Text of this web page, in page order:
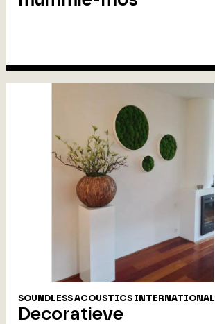
SOUNDLESS ACOUSTICS INTERNATIONAL
Decoratieve